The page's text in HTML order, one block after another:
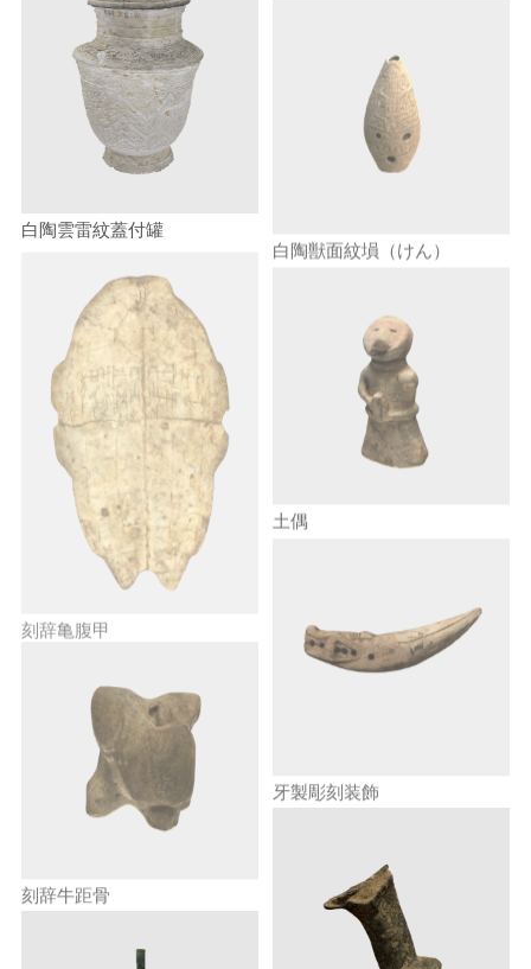
白陶雲雷紋蓋付罐
白陶獣面紋塤（けん）
刻辞亀腹甲
土偶
牙製彫刻装飾
刻辞牛距骨